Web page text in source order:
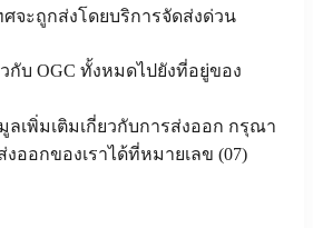
ศจะถูกส่งโดยบริการจัดส่งด่วน
กับ OGC ทั้งหมดไปยังที่อยู่ของ
เพิ่มเติมเกี่ยวกับการส่งออก กรุณา
ออกของเราได้ที่หมายเลข (07)